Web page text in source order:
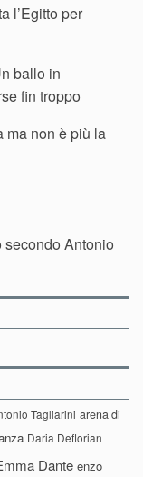
l’Egitto per
ballo in
fin troppo
ma non è più la
Antonio
Tagliarini arena di
Daria Deflorian
Dante enzo